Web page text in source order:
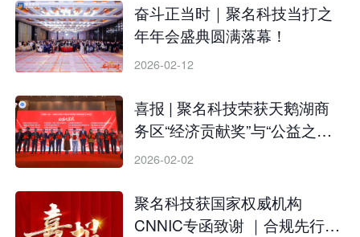
奋斗正当时｜聚名科技当打之
年年会盛典圆满落幕！
2026-02-12
喜报 | 聚名科技荣获天鹅湖商
务区“经济贡献奖”与“公益之星
奖”
2026-02-02
聚名科技获国家权威机构
CNNIC专函致谢 ｜合规先行筑